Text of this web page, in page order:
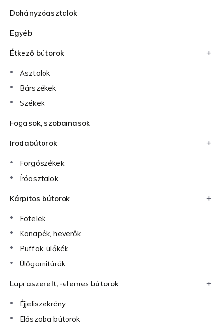
Dohányzóasztalok
Egyéb
Étkező bútorok
Asztalok
Bárszékek
Székek
Fogasok, szobainasok
Irodabútorok
Forgószékek
Íróasztalok
Kárpitos bútorok
Fotelek
Kanapék, heverők
Puffok, ülőkék
Ülőgarnitúrák
Lapraszerelt, -elemes bútorok
Éjjeliszekrény
Előszoba bútorok